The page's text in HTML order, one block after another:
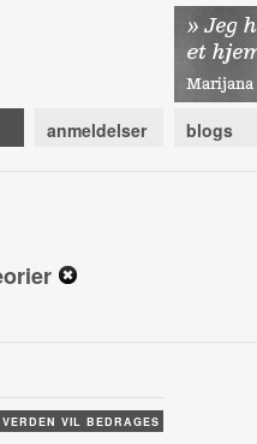
anmeldelser blogs
VERDEN VIL BEDRAGES